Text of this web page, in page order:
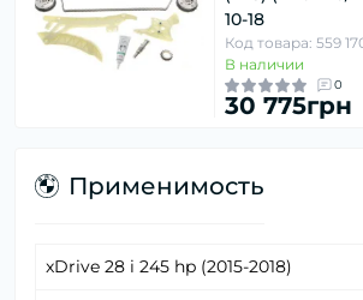
10-18
Код товара: 559
В наличии
0
30 775грн
Применимость
xDrive 28 i 245 hp (2015-2018)